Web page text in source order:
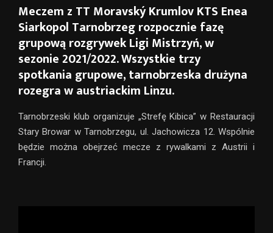
Meczem z TT Moravský Krumlov KTS Enea
Siarkopol Tarnobrzeg rozpocznie fazę
grupową rozgrywek Ligi Mistrzyń, w
sezonie 2021/2022. Wszystkie trzy
spotkania grupowe, tarnobrzeska drużyna
rozegra w austriackim Linzu.
Tarnobrzeski klub organizuje „Strefę Kibica” w Restauracji
Stary Browar w Tarnobrzegu, ul. Jachowicza 12. Wspólnie
będzie można obejrzeć mecze z rywalkami z Austrii i
Francji.